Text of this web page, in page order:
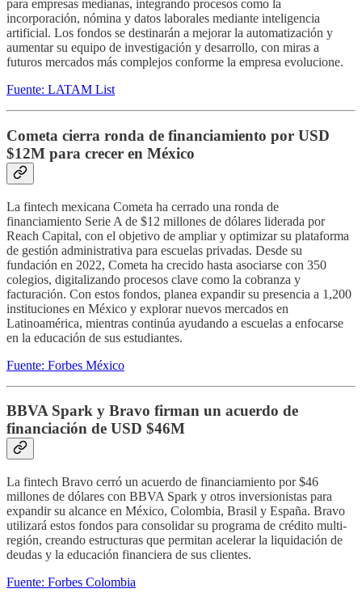
para empresas medianas, integrando procesos como la
incorporación, nómina y datos laborales mediante inteligencia
artificial. Los fondos se destinarán a mejorar la automatización y
aumentar su equipo de investigación y desarrollo, con miras a
futuros mercados más complejos conforme la empresa evolucione.
Fuente: LATAM List
Cometa cierra ronda de financiamiento por USD
$12M para crecer en México
La fintech mexicana Cometa ha cerrado una ronda de
financiamiento Serie A de $12 millones de dólares liderada por
Reach Capital, con el objetivo de ampliar y optimizar su plataforma
de gestión administrativa para escuelas privadas. Desde su
fundación en 2022, Cometa ha crecido hasta asociarse con 350
colegios, digitalizando procesos clave como la cobranza y
facturación. Con estos fondos, planea expandir su presencia a 1,200
instituciones en México y explorar nuevos mercados en
Latinoamérica, mientras continúa ayudando a escuelas a enfocarse
en la educación de sus estudiantes.
Fuente: Forbes México
BBVA Spark y Bravo firman un acuerdo de
financiación de USD $46M
La fintech Bravo cerró un acuerdo de financiamiento por $46
millones de dólares con BBVA Spark y otros inversionistas para
expandir su alcance en México, Colombia, Brasil y España. Bravo
utilizará estos fondos para consolidar su programa de crédito multi-
región, creando estructuras que permitan acelerar la liquidación de
deudas y la educación financiera de sus clientes.
Fuente: Forbes Colombia